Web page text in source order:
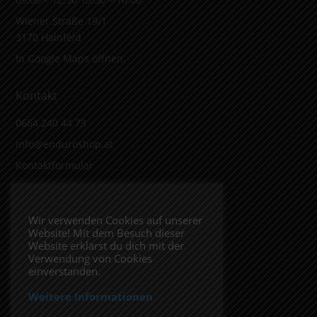
Wiener Straße 19/1
3170 Hainfeld
In Google Maps öffnen.
Kontakt
0664 240 44 73
info@enduroshop.at
Kontaktformular
Impressum
Datenschutzerklärung
Folge uns
Wir verwenden Cookies auf unserer
Website! Mit dem Besuch dieser
Website erklärst du dich mit der
Verwendung von Cookies
einverstanden.
Weitere Informationen